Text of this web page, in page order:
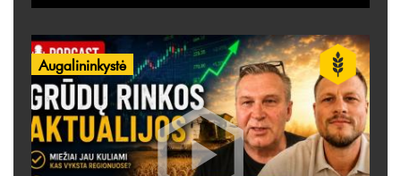
Augalininkystė